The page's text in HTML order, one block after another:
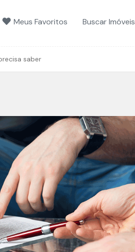
Meus Favoritos Buscar Imóveis
saber